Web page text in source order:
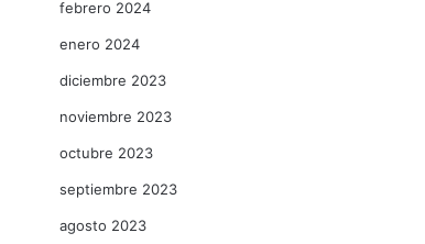
febrero 2024
enero 2024
diciembre 2023
noviembre 2023
octubre 2023
septiembre 2023
agosto 2023